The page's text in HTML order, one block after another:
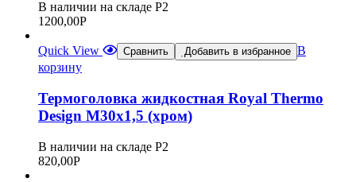
В наличии на складе Р2
1200,00Р
Quick View Сравнить Добавить в избранное В
корзину
Термоголовка жидкостная Royal Thermo
Design М30х1,5 (хром)
В наличии на складе Р2
820,00Р